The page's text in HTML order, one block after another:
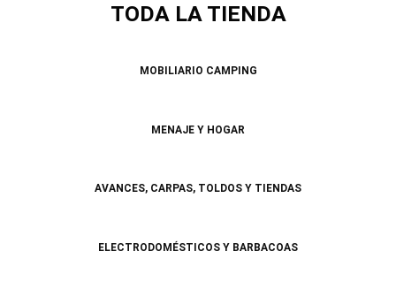
TODA LA TIENDA
MOBILIARIO CAMPING
MENAJE Y HOGAR
AVANCES, CARPAS, TOLDOS Y TIENDAS
ELECTRODOMÉSTICOS Y BARBACOAS